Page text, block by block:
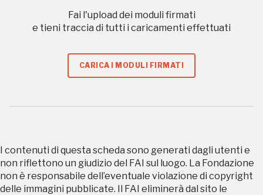
Fai l'upload dei moduli firmati
e tieni traccia di tutti i caricamenti effettuati
CARICA I MODULI FIRMATI
I contenuti di questa scheda sono generati dagli utenti e
non riflettono un giudizio del FAI sul luogo. La Fondazione
non è responsabile dell’eventuale violazione di copyright
delle immagini pubblicate. Il FAI eliminerà dal sito le
Regalati 365 giorni di arte e cultura nell'Italia
ISCRIVITI AL FAI
Scopri tutte le opportunità riservate agli iscritti
Museo
Sansevero
Napoli